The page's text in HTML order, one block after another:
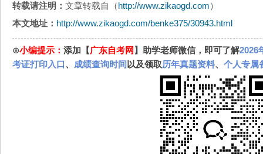
转载请注明： 文章转载自（http://www.zikaogd.com）
本文地址： http://www.zikaogd.com/benke375/30943.html
⊙小编提示： 添加【广东自考网 】助学老师微信，即可了解2026
考证打印入口、 成绩查询时间 以及领取历年真题资料、 个人专属